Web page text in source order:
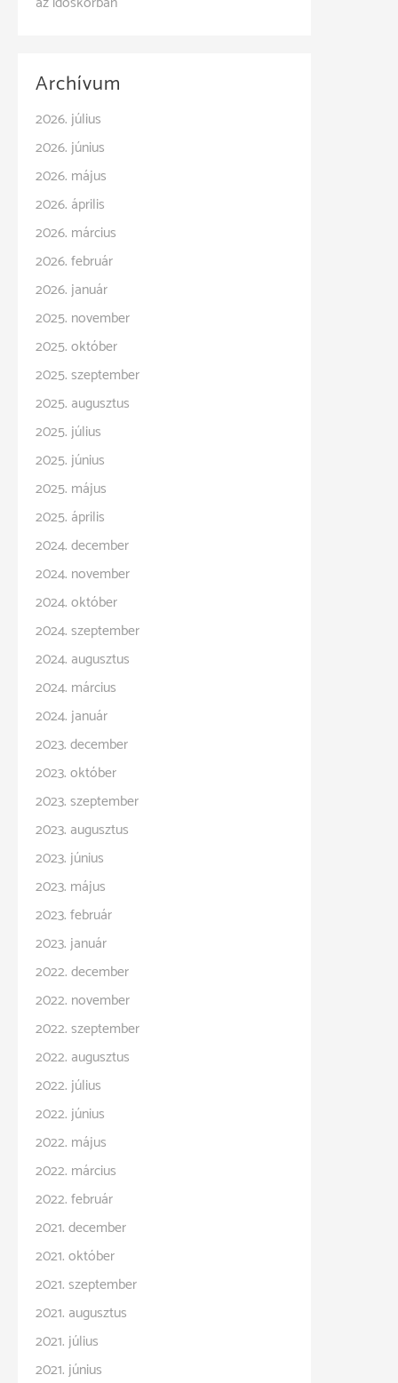
Archívum
2026. július
2026. június
2026. május
2026. április
2026. március
2026. február
2026. január
2025. november
2025. október
2025. szeptember
2025. augusztus
2025. július
2025. június
2025. május
2025. április
2024. december
2024. november
2024. október
2024. szeptember
2024. augusztus
2024. március
2024. január
2023. december
2023. október
2023. szeptember
2023. augusztus
2023. június
2023. május
2023. február
2023. január
2022. december
2022. november
2022. szeptember
2022. augusztus
2022. július
2022. június
2022. május
2022. március
2022. február
2021. december
2021. október
2021. szeptember
2021. augusztus
2021. július
2021. június